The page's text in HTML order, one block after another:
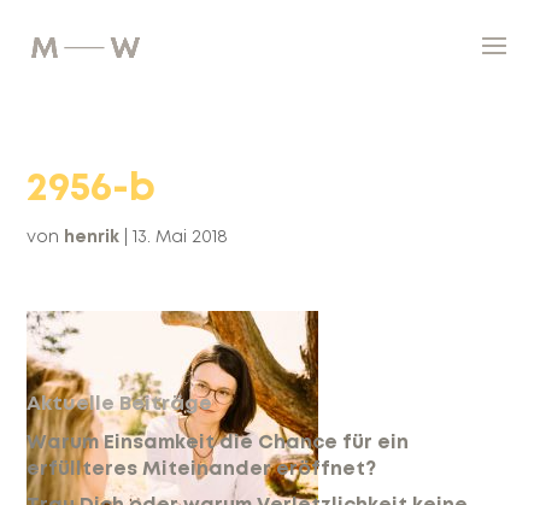
2956-b
von henrik 13. Mai 2018
Aktuelle Beiträge
Warum Einsamkeit die Chance für ein
erfüllteres Miteinander eröffnet?